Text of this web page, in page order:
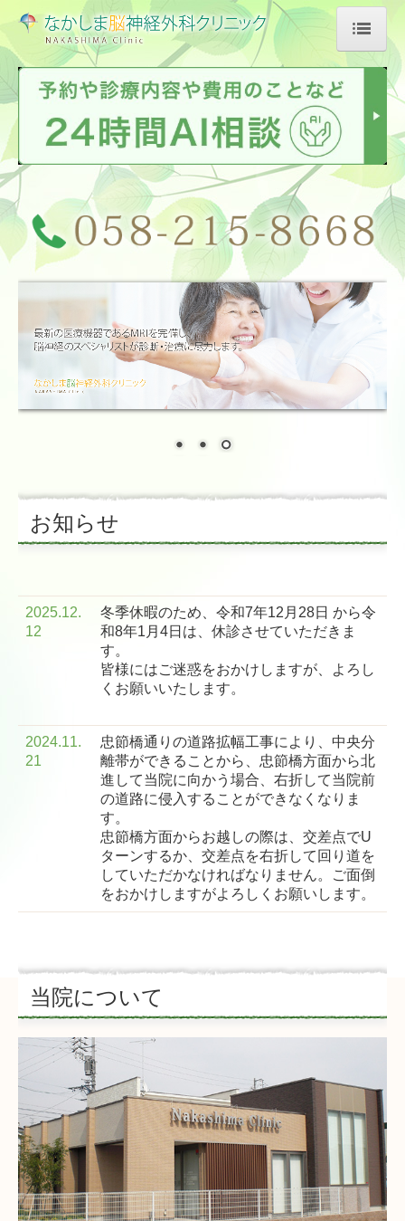
HOME
クリニック案内
診療案内
脳ドック
医療機器紹介
よくある質問
頭痛の話
めまいの話
しびれの話
脳卒中を予防する
認知症の話
お知らせ
2025.12.
12
冬季休暇のため、令和7年12月28日 から令
和8年1月4日は、休診させていただきま
す。
皆様にはご迷惑をおかけしますが、よろし
くお願いいたします。
2024.11.
21
忠節橋通りの道路拡幅工事により、中央分
離帯ができることから、忠節橋方面から北
進して当院に向かう場合、右折して当院前
の道路に侵入することができなくなりま
す。
忠節橋方面からお越しの際は、交差点でU
ターンするか、交差点を右折して回り道を
していただかなければなりません。ご面倒
をおかけしますがよろしくお願いします。
当院について